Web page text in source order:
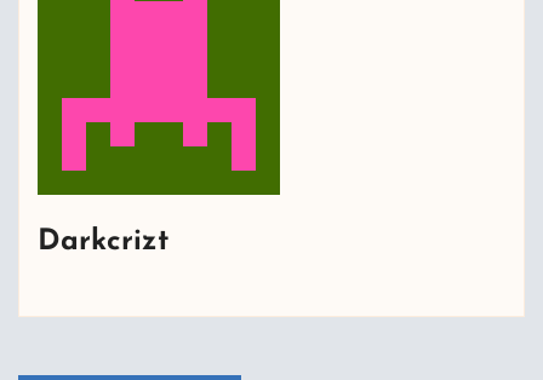
Darkcrizt